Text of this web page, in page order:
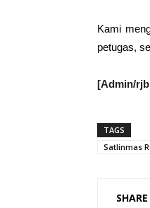
Kami
petugas,
[Admin/
TAGS
Satlinmas
SHARE